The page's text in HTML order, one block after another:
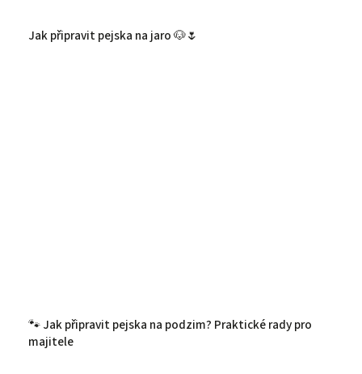
Jak připravit pejska na jaro 🐶🌷
🐾 Jak připravit pejska na podzim? Praktické rady pro
majitele